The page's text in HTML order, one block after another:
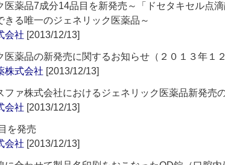
医薬品7成分14品目を新発売～「ドセタキセル点
きる唯一のジェネリック医薬品～
会社 [2013/12/13]
医薬品の新発売に関するお知らせ（２０１３年１
株式会社 [2013/12/13]
ファ株式会社におけるジェネリック医薬品新発売
会社 [2013/12/13]
を発売
会社 [2013/12/13]